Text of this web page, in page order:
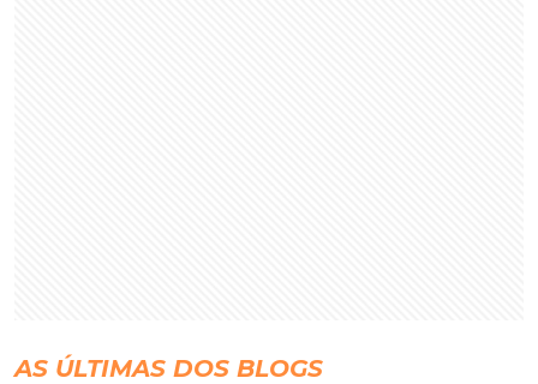
AS ÚLTIMAS DOS BLOGS